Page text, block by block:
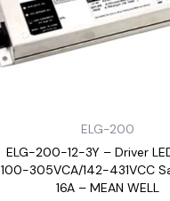
ELG-200
ELG-200-12-3Y – Driver
100-305VCA/142-431VCC
16A – MEAN WELL